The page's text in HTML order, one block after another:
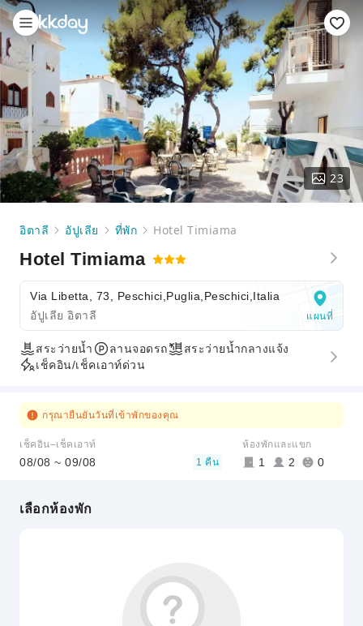
23
อิตาลี อัปูเลีย ที่พัก Hotel Timiama
Hotel Timiama
Via Libetta, 73, Peschici,Puglia,Peschici,Italia
อัปูเลีย อิตาลี
แผนที่
สระว่ายน้ำ ลานจอดรถ
สระว่ายน้ำกลางแจ้ง
เช็คอิน/เช็คเอาท์ด่วน
กรุณายืนยันวันที่เข้าพักของคุณ
เช็คอิน–เช็คเอาท์
08/08 ~ 09/08 1 คืน
ห้องพักและแขก
1 2 0
เลือกห้องพัก